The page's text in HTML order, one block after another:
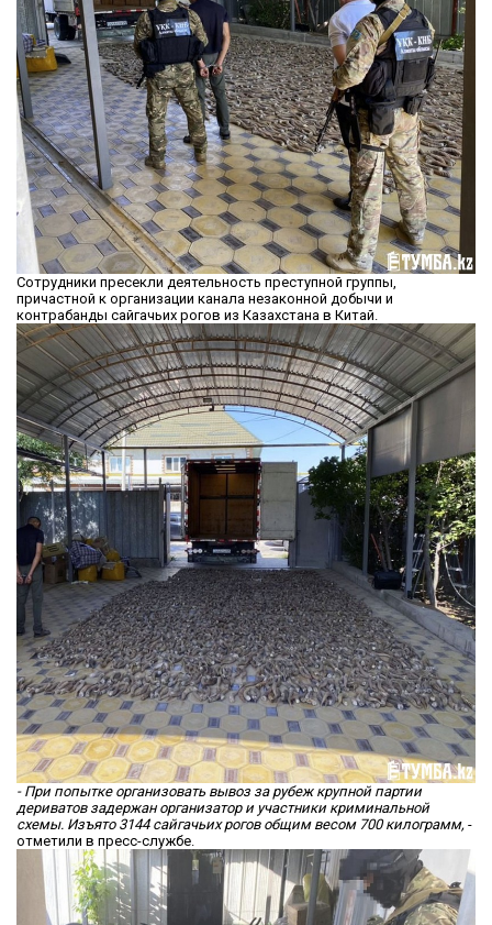
Сотрудники пресекли деятельность преступной группы,
причастной к организации канала незаконной добычи и
контрабанды сайгачьих рогов из Казахстана в Китай.
- При попытке организовать вывоз за рубеж крупной партии
дериватов задержан организатор и участники криминальной
схемы. Изъято 3144 сайгачьих рогов общим весом 700 килограмм, -
отметили в пресс-службе.